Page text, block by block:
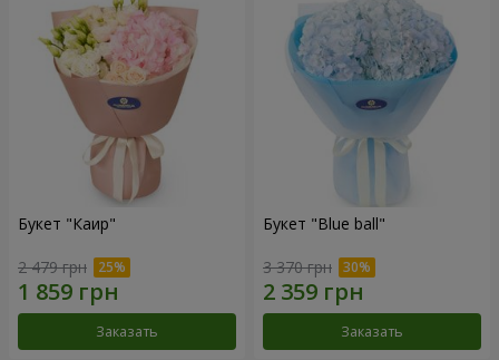
Букет "Каир"
2 479 грн
Заказать
Букет "Blue ball"
3 370 грн
Заказать